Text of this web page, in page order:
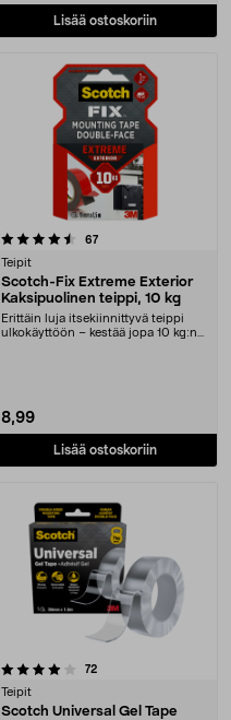
Lisää ostoskoriin
67arvostelut
Teipit
Scotch-Fix Extreme Exterior
Kaksipuolinen teippi, 10 kg
Erittäin luja itsekiinnittyvä teippi
ulkokäyttöön – kestää jopa 10 kg:n
8,99
Lisää ostoskoriin
72arvostelut
Teipit
Scotch Universal Gel Tape